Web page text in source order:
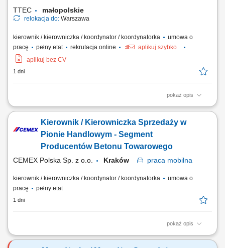
TTEC małopolskie
relokacja do: Warszawa
kierownik / kierowniczka / koordynator / koordynatorka
umowa o
pracę
pełny etat rekrutacja online
aplikuj szybko
aplikuj bez CV
1 dni
pokaż opis
Opis stanowiska: Wspieranie i motywowanie zespołu w osiąganiu
problemów i eskalacji klientów; Zapewnianie wysokiej jakości obsługi
klienta podczas każdej rozmowy; Pełnienie roli menedżera pierwszej
linii dla zespołu;...
Kierownik / Kierowniczka Sprzedaży w
Pionie Handlowym - Segment
Producentów Betonu Towarowego
CEMEX Polska Sp. z o.o. Kraków praca mobilna
kierownik / kierowniczka / koordynator / koordynatorka
umowa o
pracę
pełny etat
1 dni
pokaż opis
Opis stanowiska Rozwijanie sprzedaży produktów dla klientów